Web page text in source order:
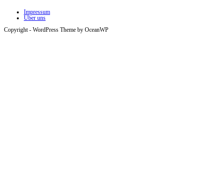
Impressum
Über uns
Copyright - WordPress Theme by OceanWP